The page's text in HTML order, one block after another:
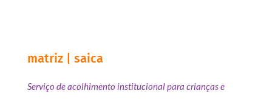
matriz | saica
Serviço de acolhimento institucional para crianças e